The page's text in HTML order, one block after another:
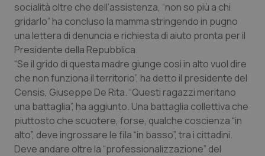
socialità oltre che dell’assistenza, “non so più a chi
gridarlo” ha concluso la mamma stringendo in pugno
una lettera di denuncia e richiesta di aiuto pronta per il
Presidente della Repubblica.
“Se il grido di questa madre giunge così in alto vuol dire
che non funziona il territorio”, ha detto il presidente del
Censis, Giuseppe De Rita. “Questi ragazzi meritano
una battaglia”, ha aggiunto. Una battaglia collettiva che
piuttosto che scuotere, forse, qualche coscienza “in
alto”, deve ingrossare le fila “in basso”, tra i cittadini.
Deve andare oltre la “professionalizzazione” del